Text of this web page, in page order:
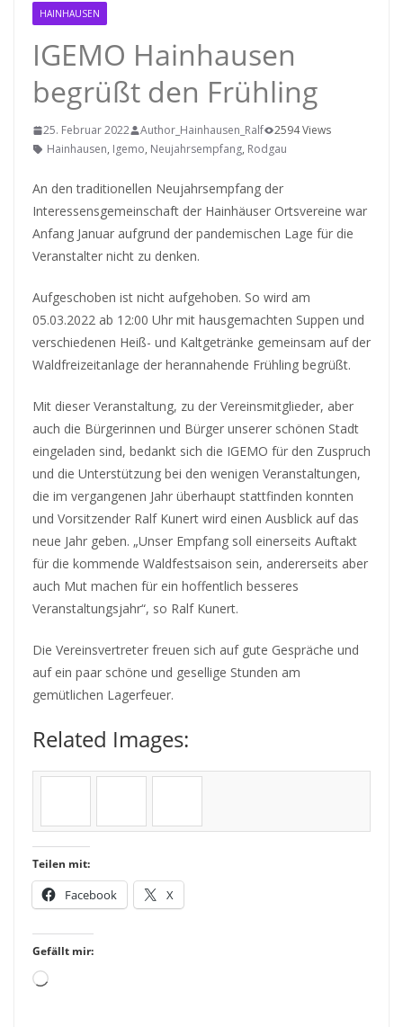
HAINHAUSEN
IGEMO Hainhausen
begrüßt den Frühling
25. Februar 2022 Author_Hainhausen_Ralf
2594 Views
Hainhausen, Igemo, Neujahrsempfang, Rodgau
An den traditionellen Neujahrsempfang der
Interessensgemeinschaft der Hainhäuser Ortsvereine war
Anfang Januar aufgrund der pandemischen Lage für die
Veranstalter nicht zu denken.
Aufgeschoben ist nicht aufgehoben. So wird am
05.03.2022 ab 12:00 Uhr mit hausgemachten Suppen und
verschiedenen Heiß- und Kaltgetränke gemeinsam auf der
Waldfreizeitanlage der herannahende Frühling begrüßt.
Mit dieser Veranstaltung, zu der Vereinsmitglieder, aber
auch die Bürgerinnen und Bürger unserer schönen Stadt
eingeladen sind, bedankt sich die IGEMO für den Zuspruch
und die Unterstützung bei den wenigen Veranstaltungen,
die im vergangenen Jahr überhaupt stattfinden konnten
und Vorsitzender Ralf Kunert wird einen Ausblick auf das
neue Jahr geben. „Unser Empfang soll einerseits Auftakt
für die kommende Waldfestsaison sein, andererseits aber
auch Mut machen für ein hoffentlich besseres
Veranstaltungsjahr“, so Ralf Kunert.
Die Vereinsvertreter freuen sich auf gute Gespräche und
auf ein paar schöne und gesellige Stunden am
gemütlichen Lagerfeuer.
Related Images:
Teilen mit:
Facebook X
Gefällt mir:
Wird